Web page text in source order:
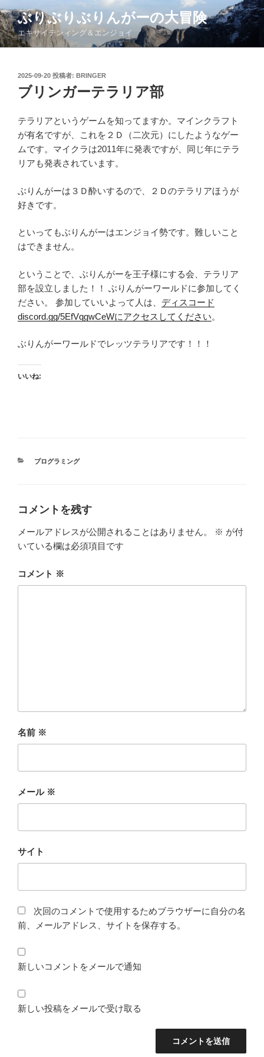
コ
ン
テ
ン
ぶりぶりぶりんがーの大冒険
エキサイテンィング＆エンジョイ
投
日:
2025-09-20 投稿者: BRINGER
ブリンガーテラリア部
テラリアというゲームを知ってますか。マインクラフト
が有名ですが、これを２Ｄ（二次元）にしたようなゲー
ムです。マイクラは2011年に発表ですが、同じ年にテラ
リアも発表されています。
ぶりんがーは３Ｄ酔いするので、２Ｄのテラリアほうが
好きです。
といってもぶりんがーはエンジョイ勢です。難しいこと
はできません。
ということで、ぶりんがーを王子様にする会、テラリア
部を設立しました！！ ぶりんがーワールドに参加してく
ださい。 参加していいよって人は、 ディスコード
discord.gg/5EfVqgwCeWにアクセスしてください。
ぶりんがーワールドでレッツテラリアです！！！
いいね:
カ
プログラミング
コメントを残す
メールアドレスが公開されることはありません。 ※ が付
いている欄は必須項目です
コメント ※
名前 ※
メール ※
サイト
次回のコメントで使用するためブラウザーに自分の名
前、メールアドレス、サイトを保存する。
新しいコメントをメールで通知
新しい投稿をメールで受け取る